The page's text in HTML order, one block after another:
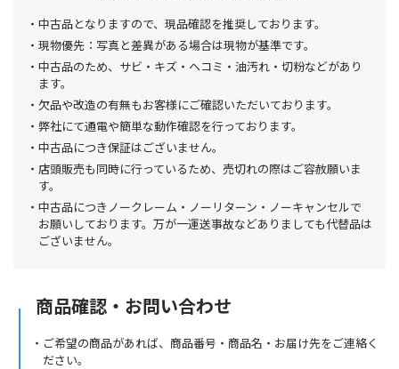
中古品となりますので、現品確認を推奨しております。
現物優先：写真と差異がある場合は現物が基準です。
中古品のため、サビ・キズ・ヘコミ・油汚れ・切粉などがあり
ます。
欠品や改造の有無もお客様にご確認いただいております。
弊社にて通電や簡単な動作確認を行っております。
中古品につき保証はございません。
店頭販売も同時に行っているため、売切れの際はご容赦願いま
す。
中古品につきノークレーム・ノーリターン・ノーキャンセルで
お願いしております。万が一運送事故などありましても代替品は
ございません。
商品確認・お問い合わせ
ご希望の商品があれば、商品番号・商品名・お届け先をご連絡く
ださい。